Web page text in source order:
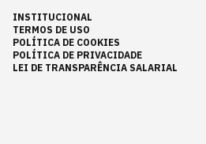
INSTITUCIONAL
TERMOS DE USO
POLÍTICA DE COOKIES
POLÍTICA DE PRIVACIDADE
LEI DE TRANSPARÊNCIA SALARIAL